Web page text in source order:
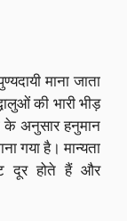
माना जाता
की भारी भीड़
अनुसार हनुमान
गया है। मान्यता
दूर होते हैं और